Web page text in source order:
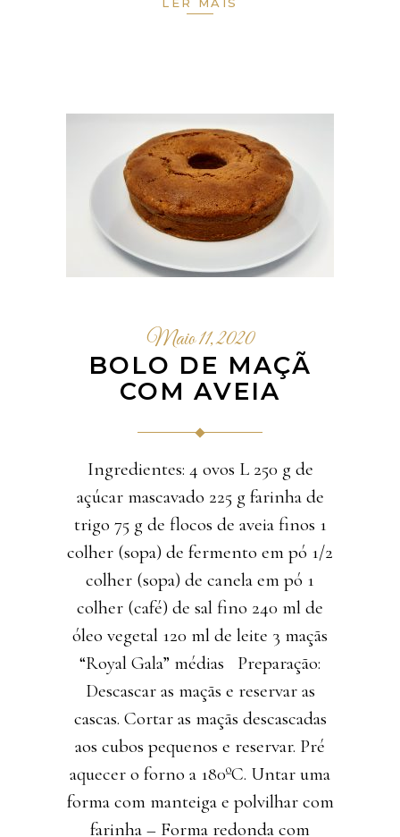
LER MAIS
Maio 11, 2020
BOLO DE MAÇÃ
COM AVEIA
Ingredientes: 4 ovos L 250 g de
açúcar mascavado 225 g farinha de
trigo 75 g de flocos de aveia finos 1
colher (sopa) de fermento em pó 1/2
colher (sopa) de canela em pó 1
colher (café) de sal fino 240 ml de
óleo vegetal 120 ml de leite 3 maçãs
“Royal Gala” médias Preparação:
Descascar as maçãs e reservar as
cascas. Cortar as maçãs descascadas
aos cubos pequenos e reservar. Pré
aquecer o forno a 180ºC. Untar uma
forma com manteiga e polvilhar com
farinha – Forma redonda com